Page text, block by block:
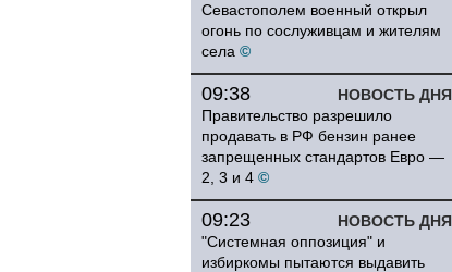
Севастополем военный открыл
огонь по сослуживцам и жителям
села ©
НОВОСТЬ ДНЯ
09:38
Правительство разрешило
продавать в РФ бензин ранее
запрещенных стандартов Евро —
2, 3 и 4 ©
НОВОСТЬ ДНЯ
09:23
"Системная оппозиция" и
избиркомы пытаются выдавить